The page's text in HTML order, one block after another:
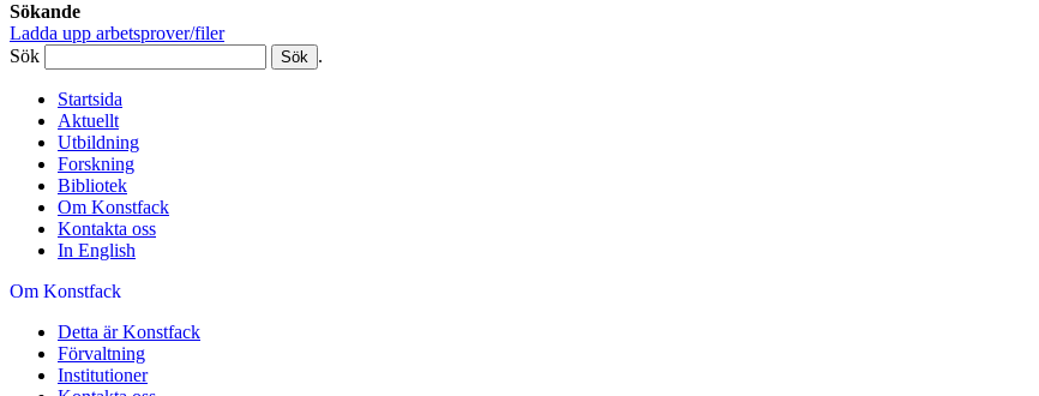
Sökande
Ladda upp arbetsprover/filer
Sök
.
Startsida
Aktuellt
Utbildning
Forskning
Bibliotek
Om Konstfack
Kontakta oss
In English
Om Konstfack
Detta är Konstfack
Förvaltning
Institutioner